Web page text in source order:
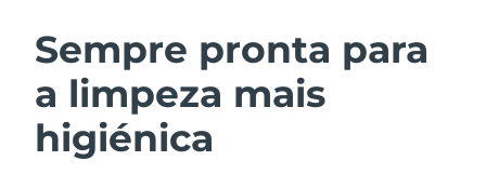
Sempre pronta para
a limpeza mais
higiénica
Limpeza facial
Áustria Entrega prevista
Barein Entrega prevista
Bélgica